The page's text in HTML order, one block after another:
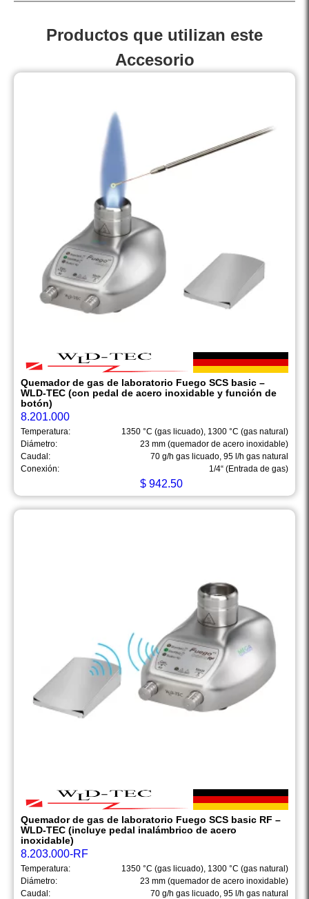
Productos que utilizan este
Accesorio
Quemador de gas de laboratorio Fuego SCS basic –
WLD-TEC (con pedal de acero inoxidable y función de
botón)
8.201.000
Temperatura:
1350 °C (gas licuado), 1300 °C (gas natural)
Diámetro:
23 mm (quemador de acero inoxidable)
Caudal:
70 g/h gas licuado, 95 l/h gas natural
Conexión:
1/4“ (Entrada de gas)
$ 942.50
Quemador de gas de laboratorio Fuego SCS basic RF –
WLD-TEC (incluye pedal inalámbrico de acero
inoxidable)
8.203.000-RF
Temperatura:
1350 °C (gas licuado), 1300 °C (gas natural)
Diámetro:
23 mm (quemador de acero inoxidable)
Caudal:
70 g/h gas licuado, 95 l/h gas natural